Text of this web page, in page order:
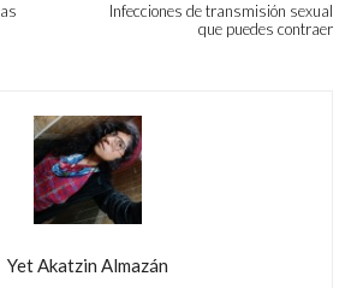
Infecciones de transmisión sexual
que puedes contraer
Yet Akatzin Almazán